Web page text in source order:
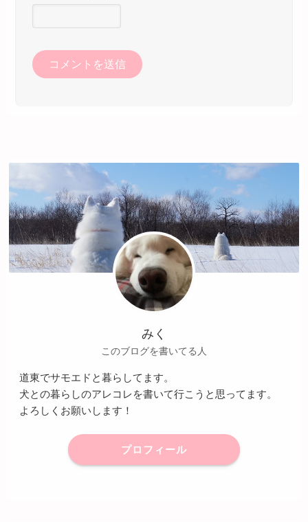
みく
このブログを書いてる人
道東でサモエドと暮らしてます。
犬との暮らしのアレコレを書いて行こうと思ってます。
よろしくお願いします！
プロフィール